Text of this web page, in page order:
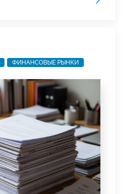
ФИНАНСОВЫЕ РЫНКИ